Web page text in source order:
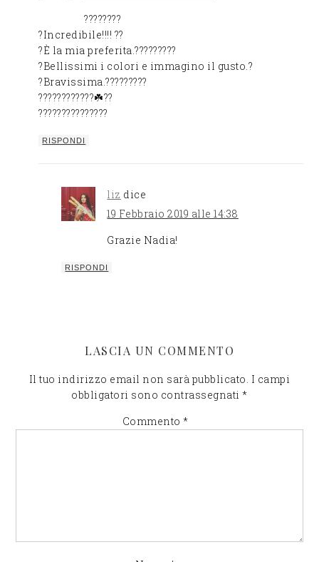
????????
?Incredibile!!!! ??
?È la mia preferita.?????????
?Bellissimi i colori e immagino il gusto.?
?Bravissima.?????????
??????️??????☘️??
???????????????
RISPONDI
liz dice
19 Febbraio 2019 alle 14:38
Grazie Nadia!
RISPONDI
LASCIA UN COMMENTO
Il tuo indirizzo email non sarà pubblicato. I campi
obbligatori sono contrassegnati*
Commento *